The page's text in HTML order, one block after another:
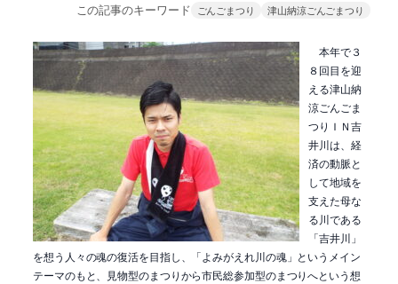
この記事のキーワード ごんごまつり 津山納涼ごんごまつり
本年で３
８回目を迎
える津山納
涼ごんごま
つりＩＮ吉
井川は、経
済の動脈と
して地域を
支えた母な
る川である
「吉井川」
を想う人々の魂の復活を目指し、「よみがえれ川の魂」というメイン
テーマのもと、見物型のまつりから市民総参加型のまつりへという想